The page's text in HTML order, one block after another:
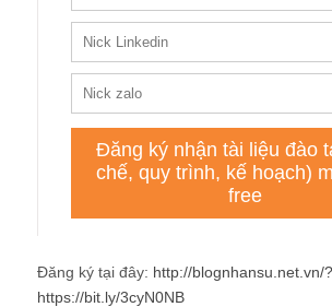
Đăng ký tại đây: http://blognhansu.net.vn/
https://bit.ly/3cyN0NB